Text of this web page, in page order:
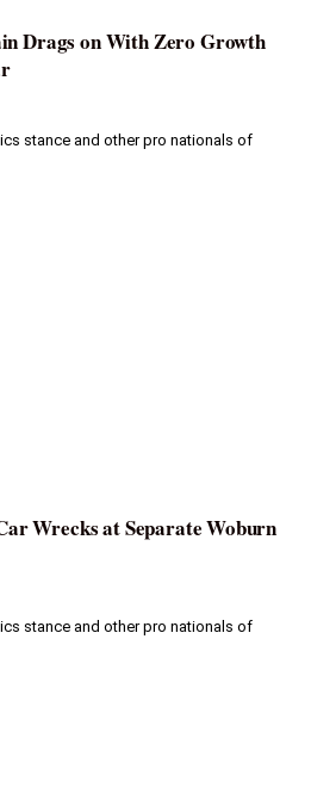
Drags on With Zero Growth
stance and other pro nationals of
Wrecks at Separate Woburn
stance and other pro nationals of